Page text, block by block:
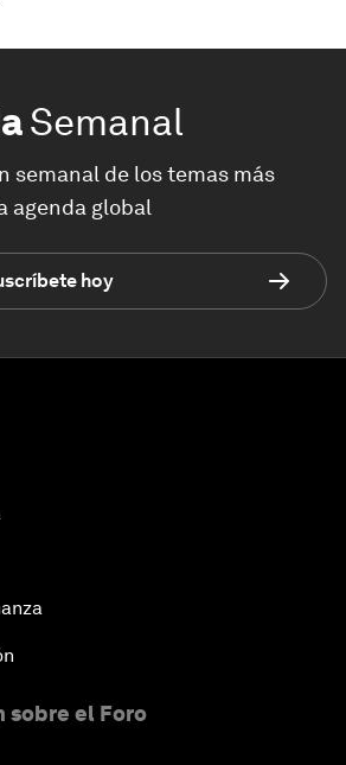
Semanal
semanal de los temas más
agenda global
hoy
sobre el Foro